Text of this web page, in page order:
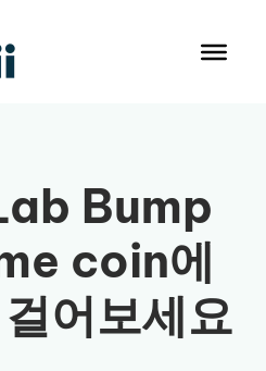
Bump
coin에
어보세요